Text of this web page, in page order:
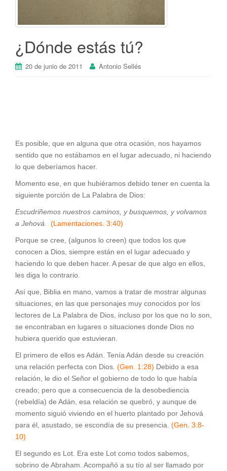
¿Dónde estás tú?
20 de junio de 2011 Antonio Sellés
Es posible, que en alguna que otra ocasión, nos hayamos
sentido que no estábamos en el lugar adecuado, ni haciendo
lo que deberíamos hacer.
Momento ese, en que hubiéramos debido tener en cuenta la
siguiente porción de La Palabra de Dios:
Escudriñemos nuestros caminos, y busquemos, y volvamos
a Jehová. (Lamentaciones. 3:40)
Porque se cree, (algunos lo creen) que todos los que
conocen a Dios, siempre están en el lugar adecuado y
haciendo lo que deben hacer. A pesar de que algo en ellos,
les diga lo contrario.
Así que, Biblia en mano, vamos a tratar de mostrar algunas
situaciones, en las que personajes muy conocidos por los
lectores de La Palabra de Dios, incluso por los que no lo son,
se encontraban en lugares o situaciones donde Dios no
hubiera querido que estuvieran.
El primero de ellos es Adán. Tenía Adán desde su creación
una relación perfecta con Dios. (Gen. 1:28) Debido a esa
relación, le dio el Señor el gobierno de todo lo que había
creado; pero que a consecuencia de la desobediencia
(rebeldía) de Adán, esa relación se quebró, y aunque de
momento siguió viviendo en el huerto plantado por Jehová
para él, asustado, se escondía de su presencia. (Gen. 3:8-
10)
El segundo es Lot. Era este Lot como todos sabemos,
sobrino de Abraham. Acompañó a su tío al ser llamado por